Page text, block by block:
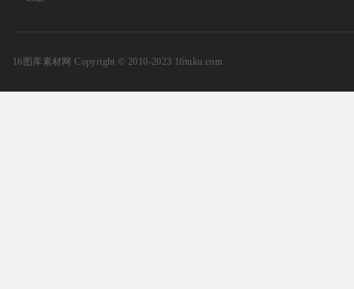
16图库素材网 Copyright © 2010-2023 16tuku.com